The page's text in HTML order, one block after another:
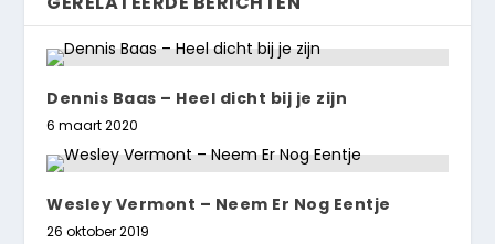
Dennis Baas – Heel dicht bij je zijn
6 maart 2020
Wesley Vermont – Neem Er Nog Eentje
26 oktober 2019